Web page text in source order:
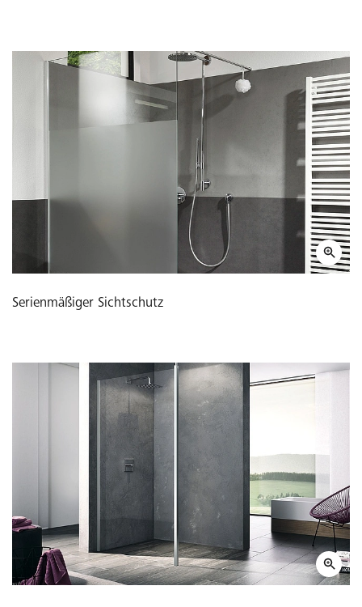
Serienmäßiger Sichtschutz